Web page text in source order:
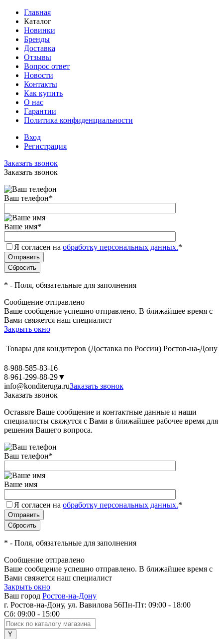
Главная
Каталог
Новинки
Бренды
Доставка
Отзывы
Вопрос ответ
Новости
Контакты
Как купить
О нас
Гарантии
Политика конфиденциальности
Вход
Регистрация
Заказать звонок
Заказать звонок
Ваш телефон*
Ваше имя*
Я согласен на обработку персональных данных.*
* - Поля, обязательные для заполнения
Сообщение отправлено
Ваше сообщение успешно отправлено. В ближайшее время с
Вами свяжется наш специалист
Закрыть окно
Товары для кондитеров (Доставка по России) Ростов-на-Дону
8-988-585-83-16
8-961-299-88-29▼
info@konditeruga.ruЗаказать звонок
Заказать звонок
Оставьте Ваше сообщение и контактные данные и наши
специалисты свяжутся с Вами в ближайшее рабочее время для
решения Вашего вопроса.
Ваш телефон*
Ваше имя
Я согласен на обработку персональных данных.*
* - Поля, обязательные для заполнения
Сообщение отправлено
Ваше сообщение успешно отправлено. В ближайшее время с
Вами свяжется наш специалист
Закрыть окно
Ваш город Ростов-на-Дону
г. Ростов-на-Дону, ул. Вавилова 56Пн-Пт: 09:00 - 18:00
Сб: 09:00 - 15:00